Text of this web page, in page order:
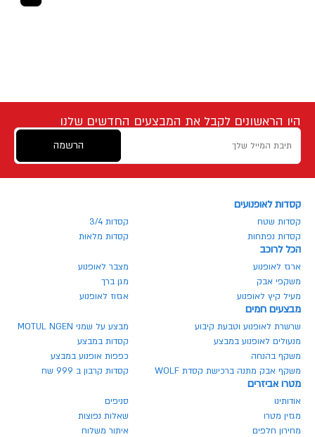
היו הראשונים לקבל את המבצעים החדשים שלנו
הרשמה
קסדות לאופנועים
קסדות שטח
קסדות 3/4
קסדות נפתחות
קסדות מלאות
הכל לרוכב
ארגז לאופנוע
מצבר לאופנוע
משקפי אבק
מגן ברך
מעיל קיץ לאופנוע
אגזוז לאופנוע
מבצעים חמים
שרשרת לאופנוע וטבעת קיבוע
מבצע על שמני MOTUL NGEN
מנעולים לאופנוע במבצע
קסדות במבצע
משקף בהנחה
כפפות אופנוע במבצע
משקף אבק מתנה ברכישת קסדת WOLF
קסדות קרבון ב 999 שח
מטרו אביזרים
אודותינו
סניפים
מגזין מטרו
שאלות נפוצות
מחירון חלפים
איתור משלוח